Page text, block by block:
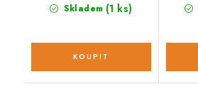
Skladem (1 ks)